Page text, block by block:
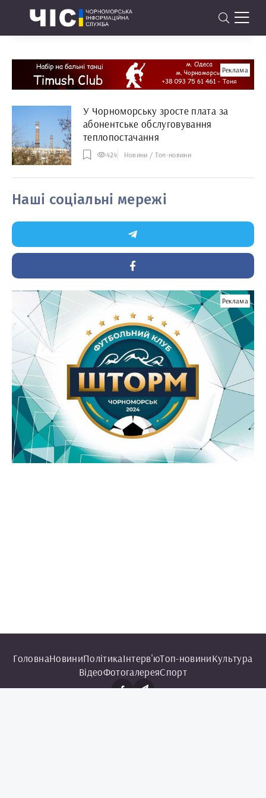
Реклама
У Чорноморську зросте плата за
абонентське обслуговування
теплопостачання
424 Новини / Топ-новини
Наші соціальні мережі
Реклама
ГоловнаНовиниПолітикаІнтерв'юТоп-новиниКультура
ВідеоФотогалереяСпорт